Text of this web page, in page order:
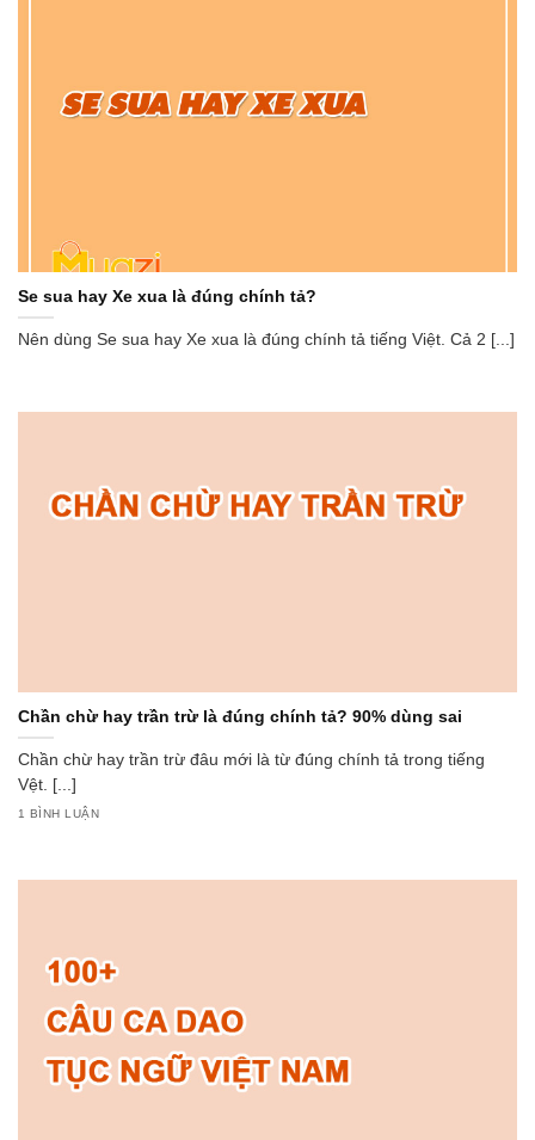
Se sua hay Xe xua là đúng chính tả?
Nên dùng Se sua hay Xe xua là đúng chính tả tiếng Việt. Cả 2 [...]
Chần chừ hay trần trừ là đúng chính tả? 90% dùng sai
Chần chừ hay trần trừ đâu mới là từ đúng chính tả trong tiếng
Vệt. [...]
1 BÌNH LUẬN